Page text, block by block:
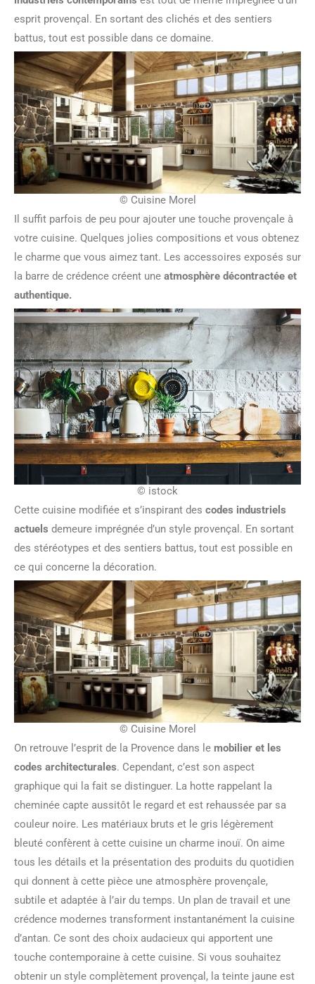
esprit provençal. En sortant des clichés et des sentiers
battus, tout est possible dans ce domaine.
© Cuisine Morel
Il suffit parfois de peu pour ajouter une touche provençale à
votre cuisine. Quelques jolies compositions et vous obtenez
le charme que vous aimez tant. Les accessoires exposés sur
la barre de crédence créent une atmosphère décontractée et
authentique.
© istock
Cette cuisine modifiée et s’inspirant des codes industriels
actuels demeure imprégnée d’un style provençal. En sortant
des stéréotypes et des sentiers battus, tout est possible en
ce qui concerne la décoration.
© Cuisine Morel
On retrouve l’esprit de la Provence dans le mobilier et les
codes architecturales. Cependant, c’est son aspect
graphique qui la fait se distinguer. La hotte rappelant la
cheminée capte aussitôt le regard et est rehaussée par sa
couleur noire. Les matériaux bruts et le gris légèrement
bleuté confèrent à cette cuisine un charme inouï. On aime
tous les détails et la présentation des produits du quotidien
qui donnent à cette pièce une atmosphère provençale,
subtile et adaptée à l’air du temps. Un plan de travail et une
crédence modernes transforment instantanément la cuisine
d’antan. Ce sont des choix audacieux qui apportent une
touche contemporaine à cette cuisine. Si vous souhaitez
obtenir un style complètement provençal, la teinte jaune est